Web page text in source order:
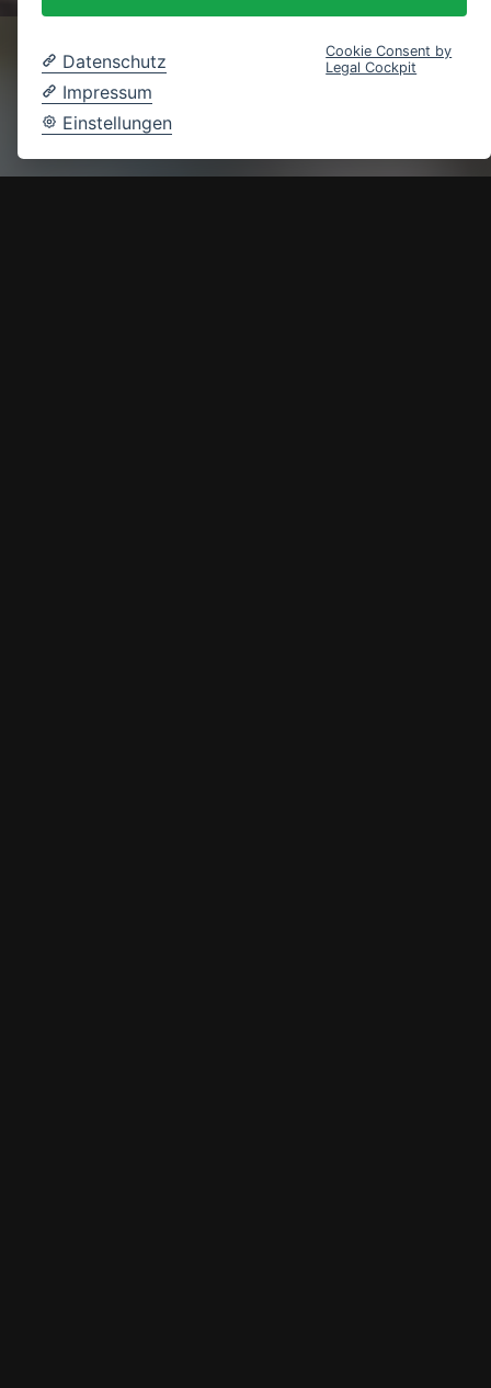
Datenschutz
Impressum
Einstellungen
Cookie Consent by
Legal Cockpit